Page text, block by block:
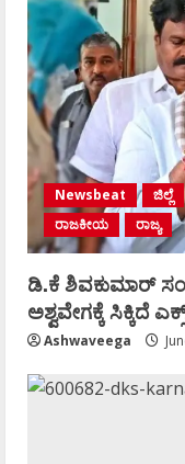
Newsbeat ಜಿಲ್ಲೆ
ರಾಜಕೀಯ
ರಾಜ್ಯ
ಡಿ.ಕೆ ಶಿವಕುಮಾರ್‌
ಅಶ್ವವೇಗಕ್ಕೆ ಸಿಕ್ಕಿದೆ
Ashwaveega